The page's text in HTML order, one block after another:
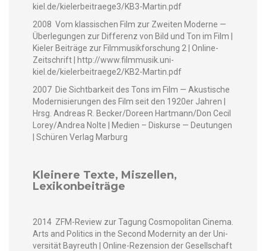
kiel.de/kielerbeitraege3/KB3-Martin.pdf
2008 Vom klas­sis­chen Film zur Zweit­en Mod­erne —
Über­legun­gen zur Dif­ferenz von Bild und Ton im Film |
Kiel­er Beiträge zur Film­musik­forschung 2 | Online-
Zeitschrift | http://www.filmmusik.uni-
kiel.de/kielerbeitraege2/KB2-Martin.pdf
2007 Die Sicht­barkeit des Tons im Film — Akustis­che
Mod­ernisierun­gen des Film seit den 1920er Jahren |
Hrsg. Andreas R. Becker/Doreen Hartmann/Don Cecil
Lorey/Andrea Nolte | Medi­en – Diskurse — Deu­tun­gen
| Schüren Ver­lag Marburg
Kleinere Texte, Miszellen,
Lexikonbeiträge
2014 ZFM-Review zur Tagung Cos­mopoli­tan Cin­e­ma.
Arts and Pol­i­tics in the Sec­ond Moder­ni­ty an der Uni­
ver­sität Bayreuth | Online-Rezen­sion der Gesellschaft